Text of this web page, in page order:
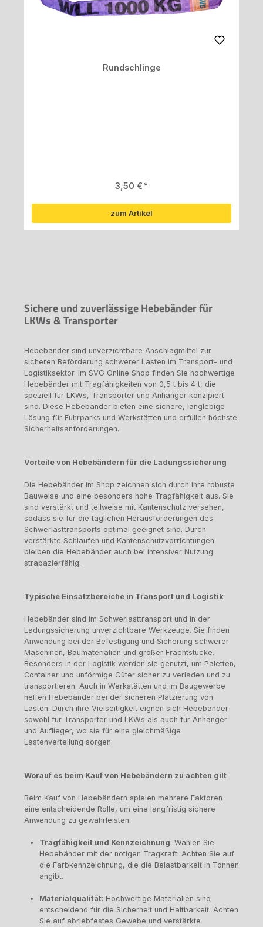
Rundschlinge
Regulärer Preis:
3,50 €
zum Artikel
Sichere und zuverlässige Hebebänder für
LKWs & Transporter
Hebebänder sind unverzichtbare Anschlagmittel zur
sicheren Beförderung schwerer Lasten im Transport- und
Logistiksektor. Im SVG Online Shop finden Sie hochwertige
Hebebänder mit Tragfähigkeiten von 0,5 t bis 4 t, die
speziell für LKWs, Transporter und Anhänger konzipiert
sind. Diese Hebebänder bieten eine sichere, langlebige
Lösung für Fuhrparks und Werkstätten und erfüllen höchste
Sicherheitsanforderungen.
Vorteile von Hebebändern für die Ladungssicherung
Die Hebebänder im Shop zeichnen sich durch ihre robuste
Bauweise und eine besonders hohe Tragfähigkeit aus. Sie
sind verstärkt und teilweise mit Kantenschutz versehen,
sodass sie für die täglichen Herausforderungen des
Schwerlasttransports optimal geeignet sind. Durch
verstärkte Schlaufen und Kantenschutzvorrichtungen
bleiben die Hebebänder auch bei intensiver Nutzung
strapazierfähig.
Typische Einsatzbereiche in Transport und Logistik
Hebebänder sind im Schwerlasttransport und in der
Ladungssicherung unverzichtbare Werkzeuge. Sie finden
Anwendung bei der Befestigung und Sicherung schwerer
Maschinen, Baumaterialien und großer Frachtstücke.
Besonders in der Logistik werden sie genutzt, um Paletten,
Container und unförmige Güter sicher zu verladen und zu
transportieren. Auch in Werkstätten und im Baugewerbe
helfen Hebebänder bei der sicheren Platzierung von
Lasten. Durch ihre Vielseitigkeit eignen sich Hebebänder
sowohl für Transporter und LKWs als auch für Anhänger
und Auflieger, wo sie für eine gleichmäßige
Lastenverteilung sorgen.
Worauf es beim Kauf von Hebebändern zu achten gilt
Beim Kauf von Hebebändern spielen mehrere Faktoren
eine entscheidende Rolle, um eine langfristig sichere
Anwendung zu gewährleisten:
Tragfähigkeit und Kennzeichnung: Wählen Sie
Hebebänder mit der nötigen Tragkraft. Achten Sie auf
die Farbkennzeichnung, die die Belastbarkeit in Tonnen
angibt.
Materialqualität: Hochwertige Materialien sind
entscheidend für die Sicherheit und Haltbarkeit. Achten
Sie auf abriebfestes Gewebe und verstärkte